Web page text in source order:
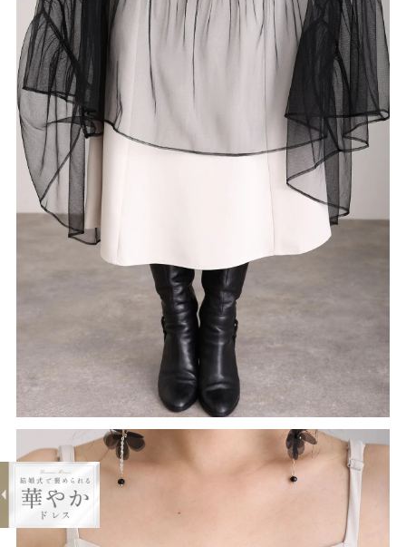
expand_less
ティアードチュールセットドレス
¥16,800
購入する